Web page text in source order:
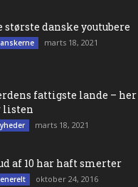
største danske youtubere
marts 18, 2021
fattigste lande – her
listen
marts 18, 2021
af 10 har haft smerter
oktober 24, 2016